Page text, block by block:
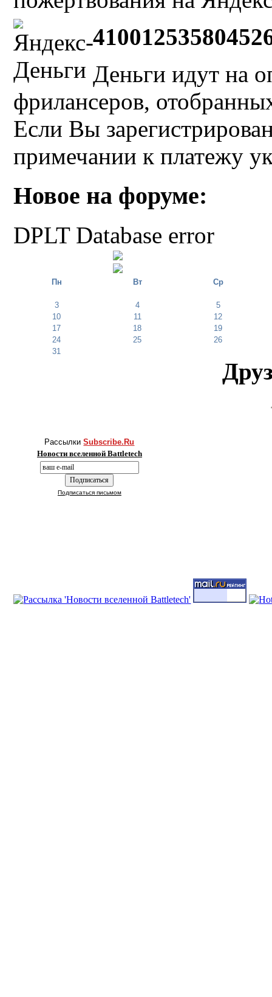
Деньги идут на
фрилансеров,
Если Вы
примечании к платежу
Новое на форуме:
DPLT Database error
Пн Вт Ср
3 4
5
10
11
12
17
18
19
24
25
26
31
РассылкиSubscribe.Ru
Новости вселенной Battletech
Подписаться письмом